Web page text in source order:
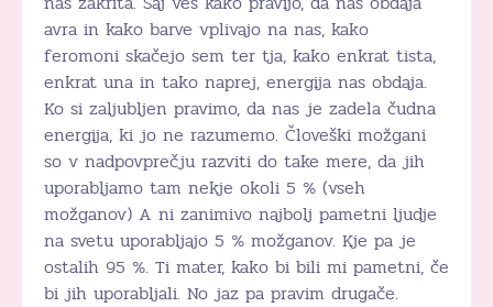
avra in kako barve vplivajo na nas, kako
feromoni skačejo sem ter tja, kako enkrat tista,
enkrat una in tako naprej, energija nas obdaja.
Ko si zaljubljen pravimo, da nas je zadela čudna
energija, ki jo ne razumemo. Človeški možgani
so v nadpovprečju razviti do take mere, da jih
uporabljamo tam nekje okoli 5 % (vseh
možganov) A ni zanimivo najbolj pametni ljudje
na svetu uporabljajo 5 % možganov. Kje pa je
ostalih 95 %. Ti mater, kako bi bili mi pametni, če
bi jih uporabljali. No jaz pa pravim drugače.